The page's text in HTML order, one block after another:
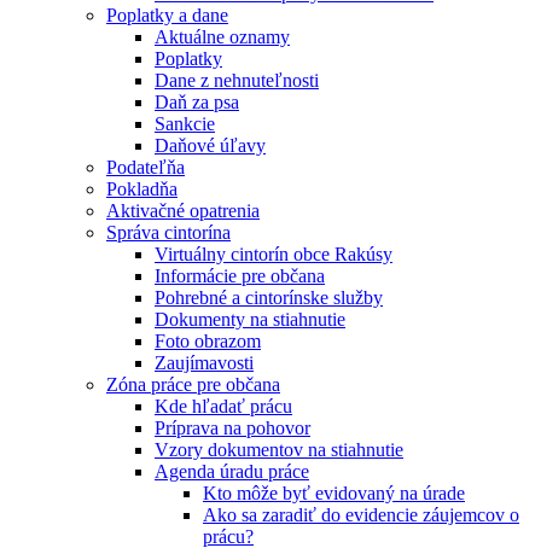
Poplatky a dane
Aktuálne oznamy
Poplatky
Dane z nehnuteľnosti
Daň za psa
Sankcie
Daňové úľavy
Podateľňa
Pokladňa
Aktivačné opatrenia
Správa cintorína
Virtuálny cintorín obce Rakúsy
Informácie pre občana
Pohrebné a cintorínske služby
Dokumenty na stiahnutie
Foto obrazom
Zaujímavosti
Zóna práce pre občana
Kde hľadať prácu
Príprava na pohovor
Vzory dokumentov na stiahnutie
Agenda úradu práce
Kto môže byť evidovaný na úrade
Ako sa zaradiť do evidencie záujemcov o
prácu?